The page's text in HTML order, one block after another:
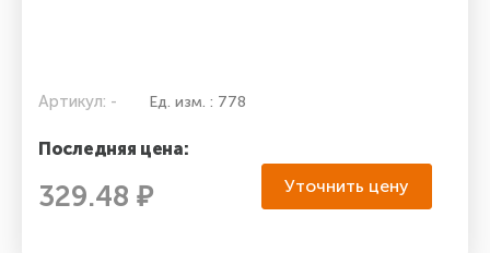
Артикул: - Ед. изм. : 778
Последняя цена:
329.48 ₽ Уточнить цену